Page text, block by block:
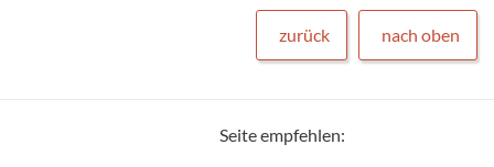
zurück nach oben
Seite empfehlen: